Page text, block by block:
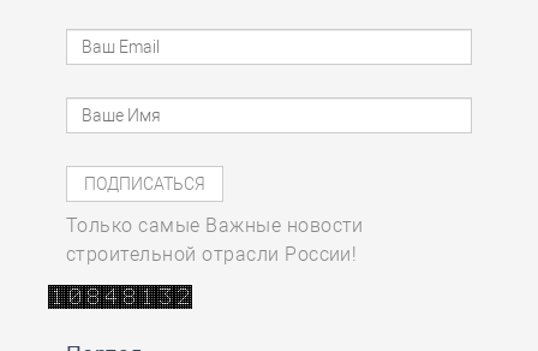
Только самые Важные новости
строительной отрасли России!